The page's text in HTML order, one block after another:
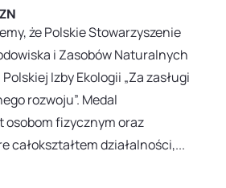
że Polskie Stowarzyszenie
i Zasobów Naturalnych
Izby Ekologii „Za zasługi
rozwoju”. Medal
osobom fizycznym oraz
całokształtem działalności,...